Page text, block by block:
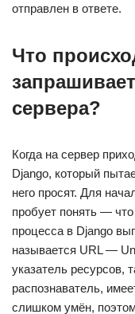
отправлен в ответе.
Что
сервера?
Когда на сервер
Django, который
него просят. Для
пробует понять —
процесса в Django
называется URL —
указатель ресурсов,
распознаватель,
слишком умён,